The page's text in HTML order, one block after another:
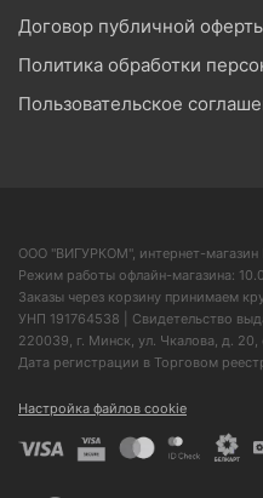
Договор публичной
Политика обработки
Пользовательское
ООО "ВИГУРКОМ", интернет-магазин
Режим работы офлайн-магазина:
Заказы через корзину принимаем
УНП 191764538 | Свидетельство
220039, г. Минск, ул. Чкалова, д. 20,
Дата регистрации в Торговом
Настройка файлов cookie